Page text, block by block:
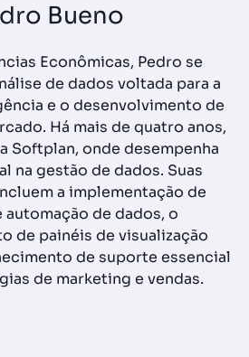
Bueno
Econômicas, Pedro se
de dados voltada para a
e o desenvolvimento de
Há mais de quatro anos,
Softplan, onde desempenha
na gestão de dados. Suas
a implementação de
automação de dados, o
de painéis de visualização
de suporte essencial
de marketing e vendas.